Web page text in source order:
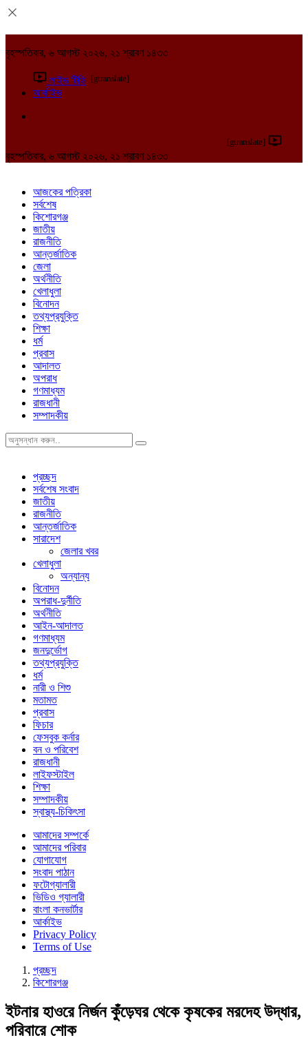
বৃহস্পতিবার, ৬ আগস্ট ২০২৬, ২১ শ্রাবণ ১৪৩৩
লাইভ টিভি [gtranslate]
আর্কাইভ
[gtranslate]
বৃহস্পতিবার, ৬ আগস্ট ২০২৬, ২১ শ্রাবণ ১৪৩৩
আজকের পত্রিকা
সর্বশেষ
কিশোরগঞ্জ
জাতীয়
রাজনীতি
আন্তর্জাতিক
জেলা
অর্থনীতি
খেলাধুলা
বিনোদন
তথ্যপ্রযুক্তি
শিক্ষা
ধর্ম
প্রবাস
আদালত
অপরাধ
গণমাধ্যম
রাজধানী
সম্পাদকীয়
প্রচ্ছদ
সর্বশেষ সংবাদ
জাতীয়
রাজনীতি
আন্তর্জাতিক
সারাদেশ
জেলার খবর
খেলাধুলা
অন্যান্য
বিনোদন
অপরাধ-দুর্নীতি
অর্থনীতি
আইন-আদালত
গণমাধ্যম
জনদুর্ভোগ
তথ্যপ্রযুক্তি
ধর্ম
নারী ও শিশু
মতামত
প্রবাস
ফিচার
ফেসবুক কর্নার
বন ও পরিবেশ
রাজধানী
লাইফস্টাইল
শিক্ষা
সম্পাদকীয়
স্বাস্থ্য-চিকিৎসা
আমাদের সম্পর্কে
আমাদের পরিবার
যোগাযোগ
সংবাদ পাঠান
ফটোগ্যালারী
ভিডিও গ্যালারী
বাংলা কনভার্টার
আর্কাইভ
Privacy Policy
Terms of Use
প্রচ্ছদ
কিশোরগঞ্জ
ইটনার হাওরে নির্জন কুঁড়েঘর থেকে কৃষকের মরদেহ উদ্ধার,
পরিবারে শোক